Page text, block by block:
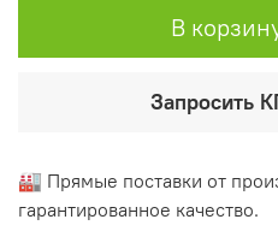
В
Запросить
🏭 Прямые поставки от
гарантированное качество.